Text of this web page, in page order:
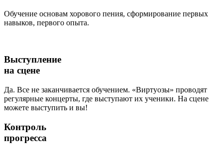
Обучение основам хорового пения, сформирование первых
навыков, первого опыта.
Выступление
на сцене
Да. Все не заканчивается обучением. «Виртуозы» проводят
регулярные концерты, где выступают их ученики. На сцене
можете выступить и вы!
Контроль
прогресса